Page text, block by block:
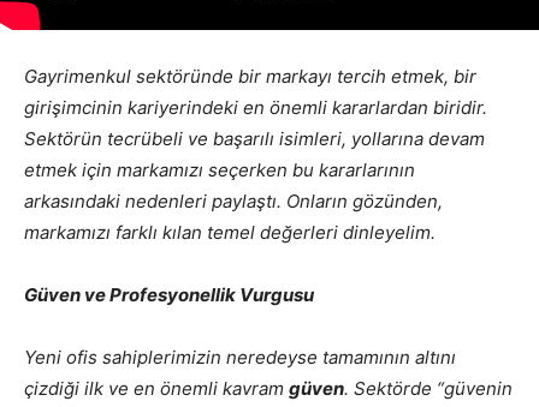
Gayrimenkul sektöründe bir markayı tercih etmek, bir
girişimcinin kariyerindeki en önemli kararlardan biridir.
Sektörün tecrübeli ve başarılı isimleri, yollarına devam
etmek için markamızı seçerken bu kararlarının
arkasındaki nedenleri paylaştı. Onların gözünden,
markamızı farklı kılan temel değerleri dinleyelim.
Güven ve Profesyonellik Vurgusu
Yeni ofis sahiplerimizin neredeyse tamamının altını
çizdiği ilk ve en önemli kavram güven. Sektörde “güvenin